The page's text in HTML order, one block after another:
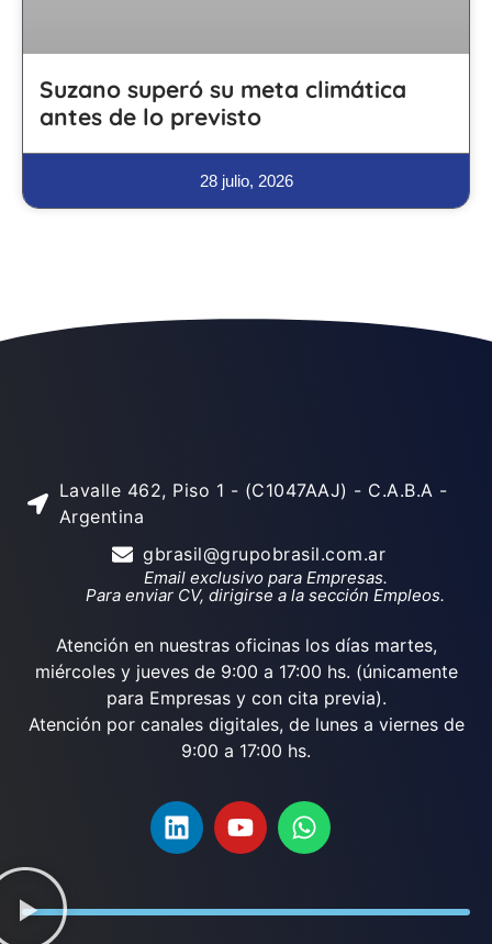
Suzano superó su meta climática
antes de lo previsto
28 julio, 2026
Lavalle 462, Piso 1 - (C1047AAJ) - C.A.B.A -
Argentina
gbrasil@grupobrasil.com.ar
Email exclusivo para Empresas.
Para enviar CV, dirigirse a la sección Empleos.
Atención en nuestras oficinas los días martes,
miércoles y jueves de 9:00 a 17:00 hs. (únicamente
para Empresas y con cita previa).
Atención por canales digitales, de lunes a viernes de
9:00 a 17:00 hs.